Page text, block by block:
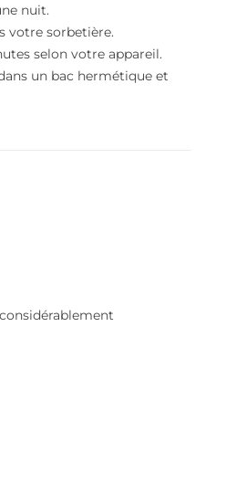
nuit.
votre sorbetière.
selon votre appareil.
un bac hermétique et